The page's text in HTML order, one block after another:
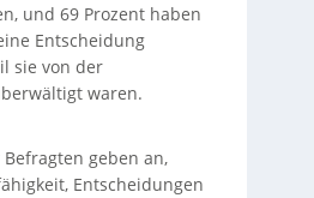
und 69 Prozent haben
Entscheidung
sie von der
waren.
geben an,
Entscheidungen